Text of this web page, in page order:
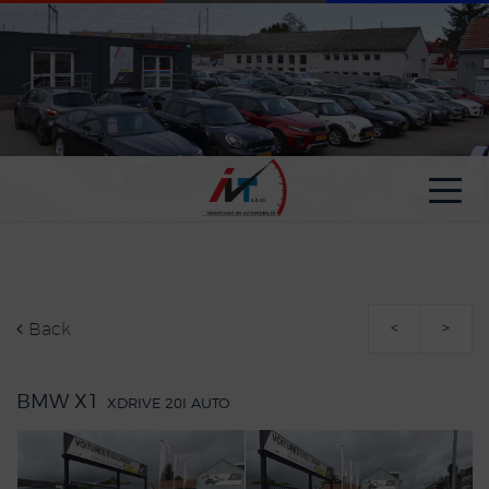
Back < >
BMW X1 XDRIVE 20I AUTO
Cookies management panel